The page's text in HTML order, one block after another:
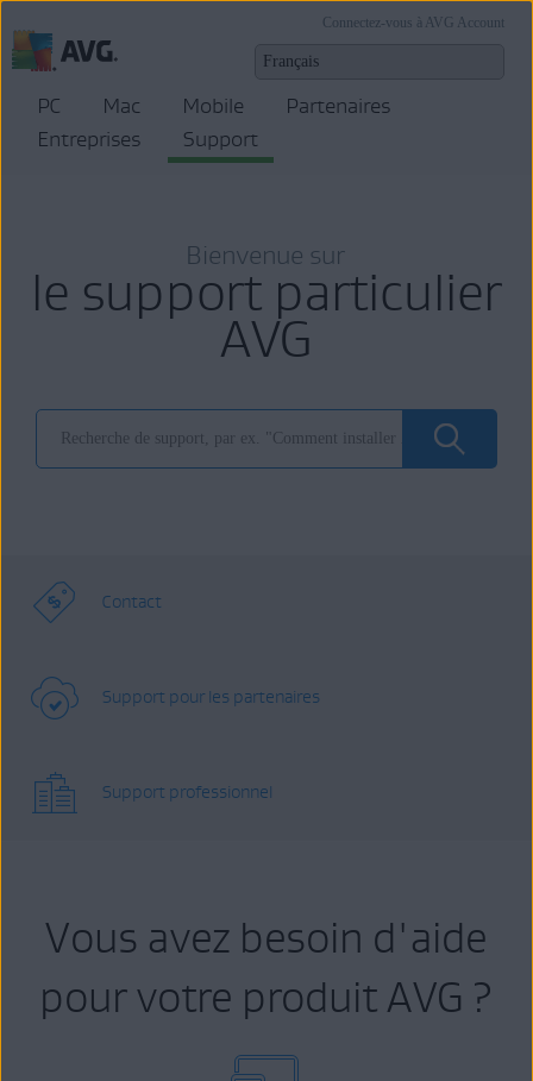
Connectez-vous à AVG Account
PC Mac Mobile
Partenaires
Entreprises
Support
Bienvenue sur
le support particulier
AVG
Contact
Support pour les partenaires
Support professionnel
Vous avez besoin d'aide
pour votre produit AVG ?